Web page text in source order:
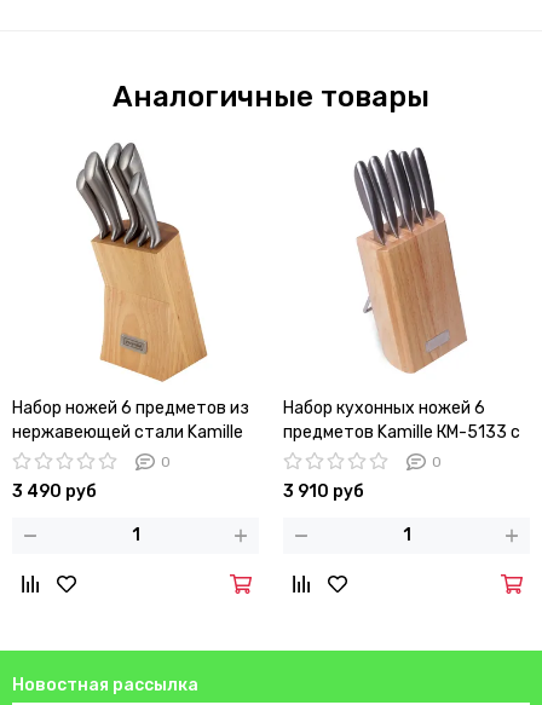
Аналогичные товары
Набор ножей 6 предметов из
нержавеющей стали Kamille
KM-5130 на деревянной
подставке
0
3 490 руб
Набор кухонных ножей 6
предметов Kamille КМ-5133 с
деревянной подставкой
0
3 910 руб
Новостная рассылка